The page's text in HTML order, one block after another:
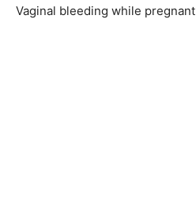
Vaginal bleeding while pregnant